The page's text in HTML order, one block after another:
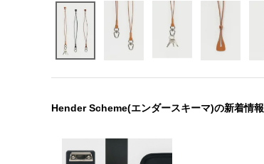
Hender Scheme(エンダースキーマ)の新着情報